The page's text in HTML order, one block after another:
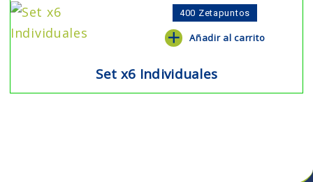
400 Zetapuntos
Añadir al carrito
Set x6 Individuales